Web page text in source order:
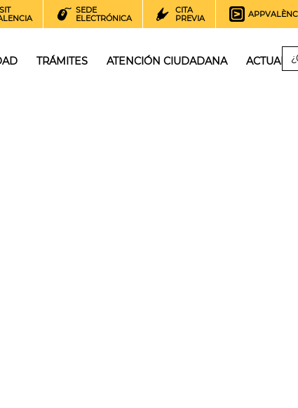
SEDE
ELECTRÓNICA
CITA
PREVIA
TRÁMITES ATENCIÓN CIUDADANA